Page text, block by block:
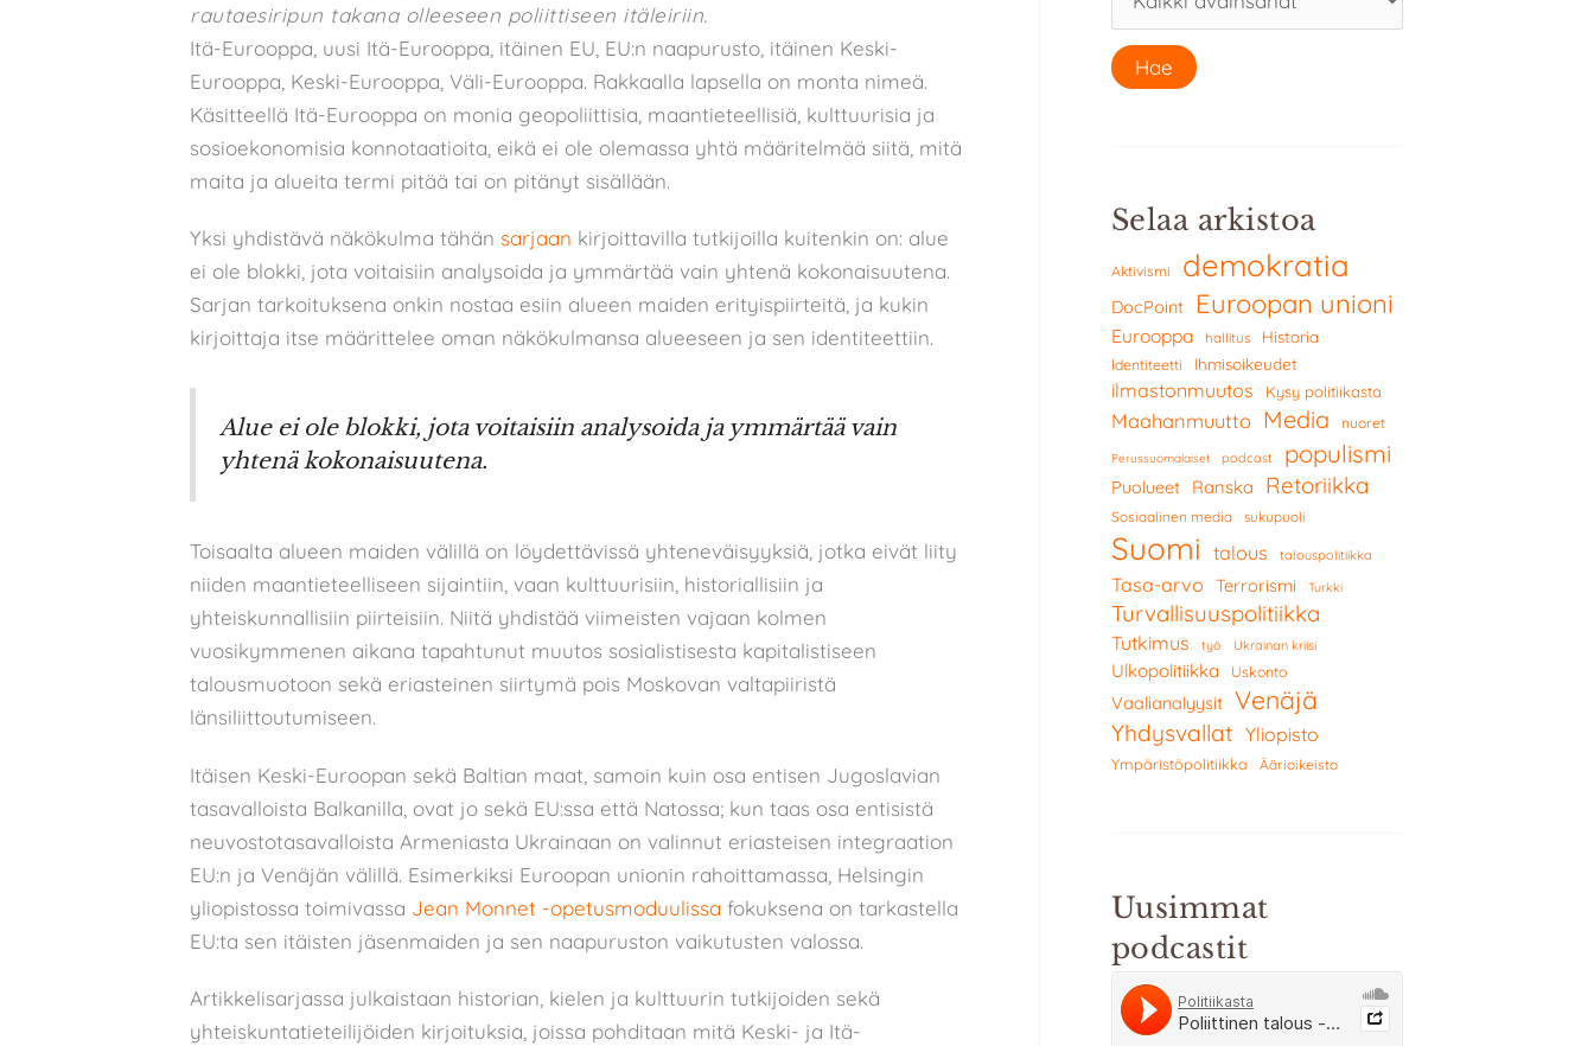
rautaesiripun takana olleeseen poliittiseen itäleiriin.
Itä-Eurooppa, uusi Itä-Eurooppa, itäinen EU, EU:n naapurusto, itäinen Keski-
Eurooppa, Keski-Eurooppa, Väli-Eurooppa. Rakkaalla lapsella on monta nimeä.
Käsitteellä Itä-Eurooppa on monia geopoliittisia, maantieteellisiä, kulttuurisia ja
sosioekonomisia konnotaatioita, eikä ei ole olemassa yhtä määritelmää siitä, mitä
maita ja alueita termi pitää tai on pitänyt sisällään.
Yksi yhdistävä näkökulma tähän sarjaan kirjoittavilla tutkijoilla kuitenkin on: alue
ei ole blokki, jota voitaisiin analysoida ja ymmärtää vain yhtenä kokonaisuutena.
Sarjan tarkoituksena onkin nostaa esiin alueen maiden erityispiirteitä, ja kukin
kirjoittaja itse määrittelee oman näkökulmansa alueeseen ja sen identiteettiin.
Alue ei ole blokki, jota voitaisiin analysoida ja ymmärtää vain
yhtenä kokonaisuutena.
Toisaalta alueen maiden välillä on löydettävissä yhteneväisyyksiä, jotka eivät liity
niiden maantieteelliseen sijaintiin, vaan kulttuurisiin, historiallisiin ja
yhteiskunnallisiin piirteisiin. Niitä yhdistää viimeisten vajaan kolmen
vuosikymmenen aikana tapahtunut muutos sosialistisesta kapitalistiseen
talousmuotoon sekä eriasteinen siirtymä pois Moskovan valtapiiristä
länsiliittoutumiseen.
Itäisen Keski-Euroopan sekä Baltian maat, samoin kuin osa entisen Jugoslavian
tasavalloista Balkanilla, ovat jo sekä EU:ssa että Natossa; kun taas osa entisistä
neuvostotasavalloista Armeniasta Ukrainaan on valinnut eriasteisen integraation
EU:n ja Venäjän välillä. Esimerkiksi Euroopan unionin rahoittamassa, Helsingin
yliopistossa toimivassa Jean Monnet -opetusmoduulissa fokuksena on tarkastella
EU:ta sen itäisten jäsenmaiden ja sen naapuruston vaikutusten valossa.
Artikkelisarjassa julkaistaan historian, kielen ja kulttuurin tutkijoiden sekä
yhteiskuntatieteilijöiden kirjoituksia, joissa pohditaan mitä Keski- ja Itä-
Selaa arkistoa
Aktivismi demokratia
DocPoint Euroopan unioni
Eurooppa hallitus Historia
Identiteetti Ihmisoikeudet
ilmastonmuutos Kysy politiikasta
Maahanmuutto Media nuoret
Perussuomalaiset podcast populismi
Puolueet Ranska Retoriikka
Sosiaalinen media sukupuoli
Suomi talous talouspolitiikka
Tasa-arvo Terrorismi Turkki
Turvallisuuspolitiikka
Tutkimus työ Ukrainan kriisi
Ulkopolitiikka Uskonto
Vaalianalyysit Venäjä
Yhdysvallat Yliopisto
Ympäristöpolitiikka Äärioikeisto
Uusimmat
podcastit